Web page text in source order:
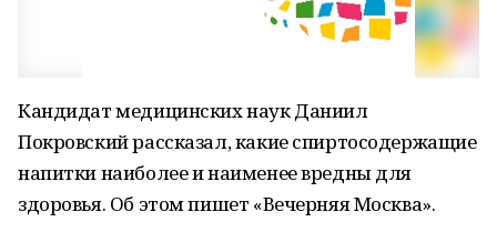
Кандидат медицинских наук Даниил
Покровский рассказал, какие спиртосодержащие
напитки наиболее и наименее вредны для
здоровья. Об этом пишет «Вечерняя Москва».